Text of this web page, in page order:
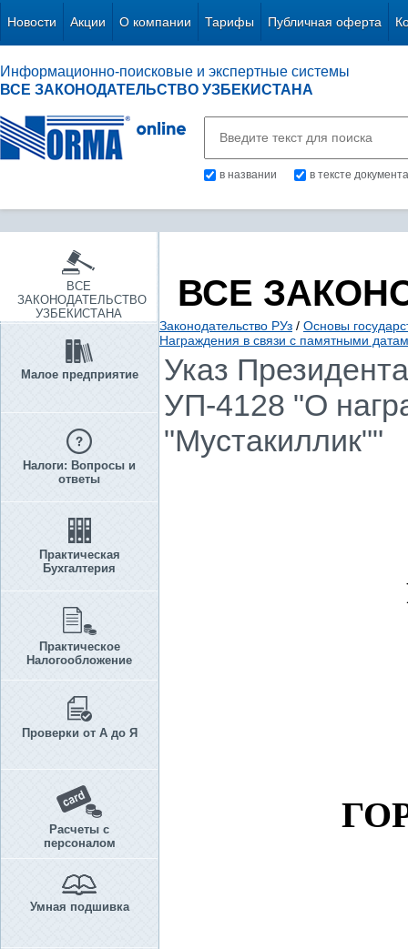
Новости Акции О компании Тарифы Публичная оферта
Информационно-поисковые и экспертные системы
ВСЕ ЗАКОНОДАТЕЛЬСТВО УЗБЕКИСТАНА
в названии в тексте документа
ВСЕ
ЗАКОНОДАТЕЛЬСТВО
УЗБЕКИСТАНА
Малое предприятие
Налоги: Вопросы и
ответы
Практическая
Бухгалтерия
Практическое
Налогообложение
Проверки от А до Я
Расчеты с
персоналом
Умная подшивка
ВСЕ
Законодательство РУз / Основы
Награждения в связи с памятными
Указ
УП-4128 "О
"Мустакиллик""